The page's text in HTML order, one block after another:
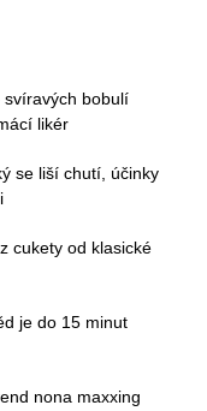
bobulí
likér
se liší chutí, účinky
cukety od klasické
je do 15 minut
nona maxxing